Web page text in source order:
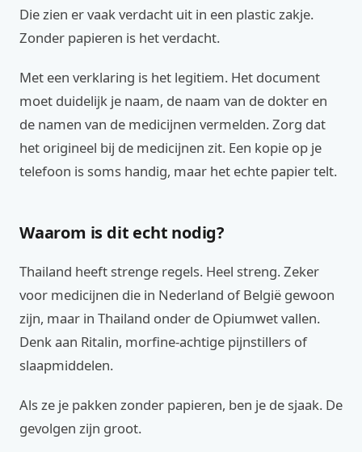
Die zien er vaak verdacht uit in een plastic zakje.
Zonder papieren is het verdacht.
Met een verklaring is het legitiem. Het document
moet duidelijk je naam, de naam van de dokter en
de namen van de medicijnen vermelden. Zorg dat
het origineel bij de medicijnen zit. Een kopie op je
telefoon is soms handig, maar het echte papier telt.
Waarom is dit echt nodig?
Thailand heeft strenge regels. Heel streng. Zeker
voor medicijnen die in Nederland of België gewoon
zijn, maar in Thailand onder de Opiumwet vallen.
Denk aan Ritalin, morfine-achtige pijnstillers of
slaapmiddelen.
Als ze je pakken zonder papieren, ben je de sjaak. De
gevolgen zijn groot.